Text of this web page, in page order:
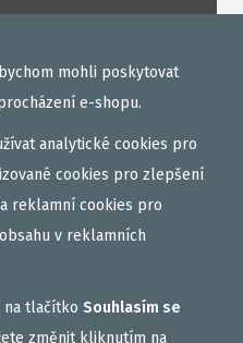
KAZETA
mohli poskytovat
e-shopu.
analytické cookies pro
cookies pro zlepšení
reklamní cookies pro
v reklamních
tlačítko Souhlasím se
změnit kliknutím na